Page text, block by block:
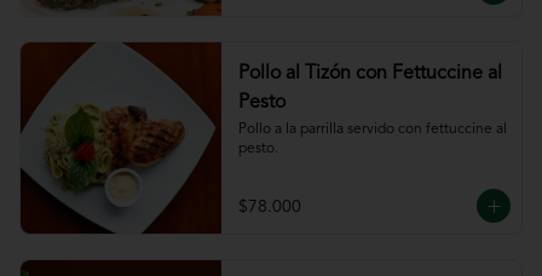
Pollo al Tizón con Fettuccine al
Pesto
Pollo a la parrilla servido con fettuccine al
pesto.
$78.000